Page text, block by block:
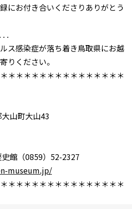
にお付き合いくださりありがとう
. .
ス感染症が落ち着き鳥取県にお越
りください。
＊＊＊＊＊＊＊＊＊＊＊＊＊＊＊
山町大山43
館（0859）52-2327
museum.jp/
＊＊＊＊＊＊＊＊＊＊＊＊＊＊＊